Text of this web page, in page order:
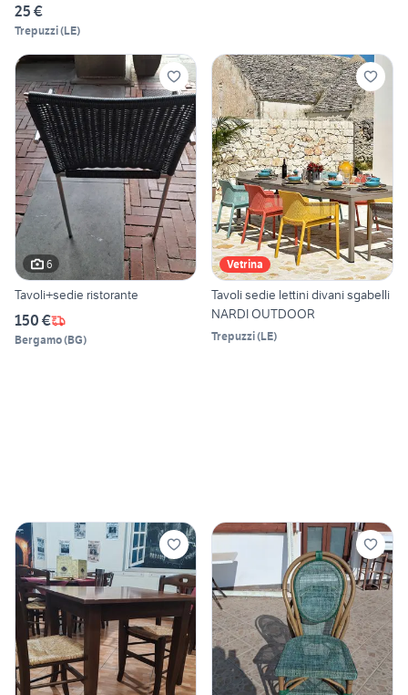
25 €
Trepuzzi(LE)
6
Tavoli+sedie ristorante
150 €
Bergamo(BG)
Vetrina
Tavoli sedie lettini divani sgabelli
NARDI OUTDOOR
Trepuzzi(LE)